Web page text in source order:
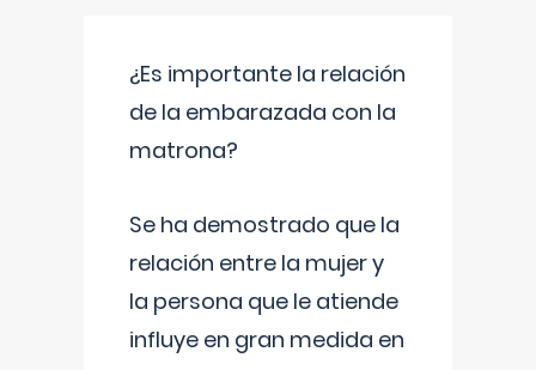
¿Es importante la relación
de la embarazada con la
matrona?
Se ha demostrado que la
relación entre la mujer y
la persona que le atiende
influye en gran medida en